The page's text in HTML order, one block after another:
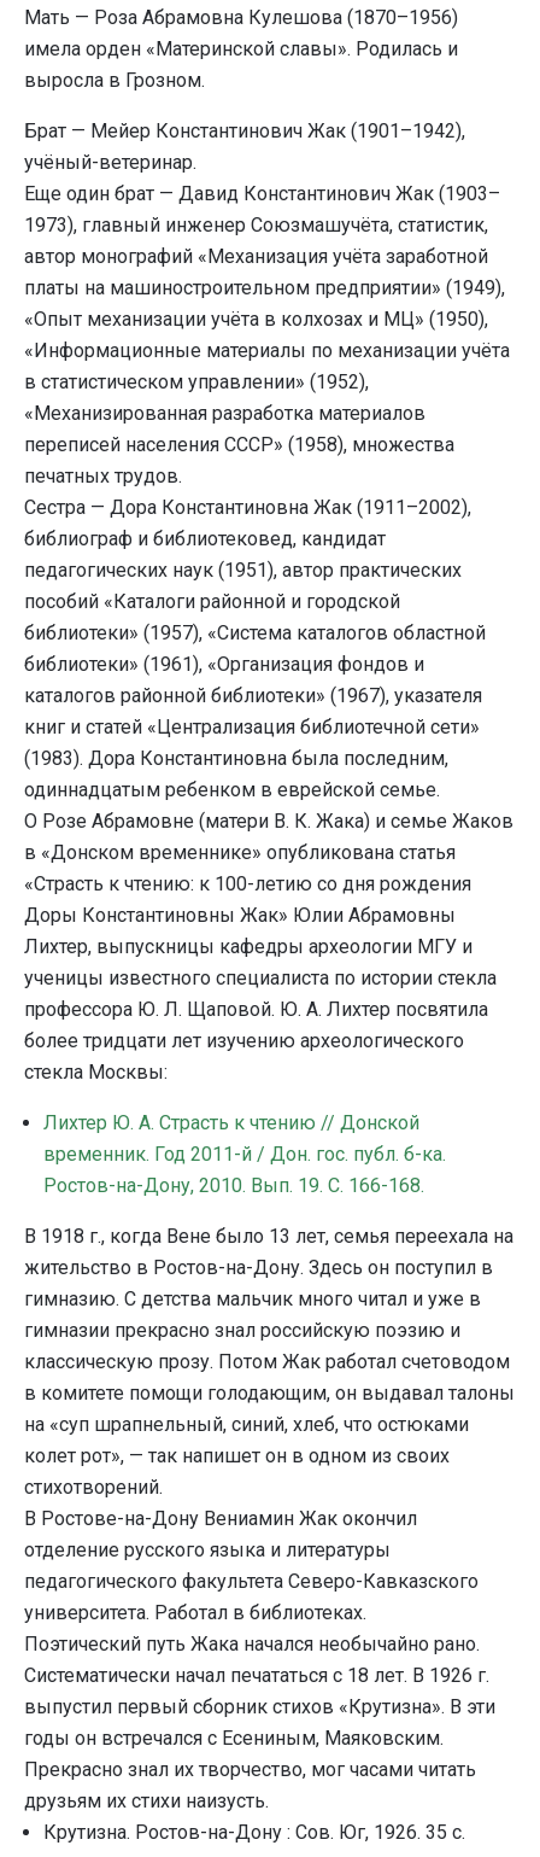
Мать — Роза Абрамовна Кулешова (1870–1956)
имела орден «Материнской славы». Родилась и
выросла в Грозном.
Брат — Мейер Константинович Жак (1901–1942),
учёный-ветеринар.
Еще один брат — Давид Константинович Жак (1903–
1973), главный инженер Союзмашучёта, статистик,
автор монографий «Механизация учёта заработной
платы на машиностроительном предприятии» (1949),
«Опыт механизации учёта в колхозах и МЦ» (1950),
«Информационные материалы по механизации учёта
в статистическом управлении» (1952),
«Механизированная разработка материалов
переписей населения СССР» (1958), множества
печатных трудов.
Сестра — Дора Константиновна Жак (1911–2002),
библиограф и библиотековед, кандидат
педагогических наук (1951), автор практических
пособий «Каталоги районной и городской
библиотеки» (1957), «Система каталогов областной
библиотеки» (1961), «Организация фондов и
каталогов районной библиотеки» (1967), указателя
книг и статей «Централизация библиотечной сети»
(1983). Дора Константиновна была последним,
одиннадцатым ребенком в еврейской семье.
О Розе Абрамовне (матери В. К. Жака) и семье Жаков
в «Донском временнике» опубликована статья
«Страсть к чтению: к 100-летию со дня рождения
Доры Константиновны Жак» Юлии Абрамовны
Лихтер, выпускницы кафедры археологии МГУ и
ученицы известного специалиста по истории стекла
профессора Ю. Л. Щаповой. Ю. А. Лихтер посвятила
более тридцати лет изучению археологического
стекла Москвы:
Лихтер Ю. А. Страсть к чтению // Донской
временник. Год 2011-й / Дон. гос. публ. б-ка.
Ростов-на-Дону, 2010. Вып. 19. С. 166-168.
В 1918 г., когда Вене было 13 лет, семья переехала на
жительство в Ростов-на-Дону. Здесь он поступил в
гимназию. С детства мальчик много читал и уже в
гимназии прекрасно знал российскую поэзию и
классическую прозу. Потом Жак работал счетоводом
в комитете помощи голодающим, он выдавал талоны
на «суп шрапнельный, синий, хлеб, что остюками
колет рот», — так напишет он в одном из своих
стихотворений.
В Ростове-на-Дону Вениамин Жак окончил
отделение русского языка и литературы
педагогического факультета Северо-Кавказского
университета. Работал в библиотеках.
Поэтический путь Жака начался необычайно рано.
Систематически начал печататься с 18 лет. В 1926 г.
выпустил первый сборник стихов «Крутизна». В эти
годы он встречался с Есениным, Маяковским.
Прекрасно знал их творчество, мог часами читать
друзьям их стихи наизусть.
Крутизна. Ростов-на-Дону : Сов. Юг, 1926. 35 с.